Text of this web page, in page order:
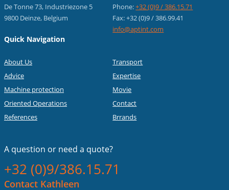
De Tonne 73, Industriezone 5
9800 Deinze, Belgium
Phone:+32 (0)9 / 386.15.71
Fax: +32 (0)9 / 386.99.41
info@aptint.com
Quick Navigation
About Us
Advice
Machine protection
Oriented Operations
References
Transport
Expertise
Movie
Contact
Brrands
A question or need a quote?
+32 (0)9/386.15.71
Contact Kathleen